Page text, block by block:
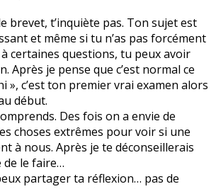
brevet, t’inquiète pas. Ton sujet est
et même si tu n’as pas forcément
certaines questions, tu peux avoir
Après je pense que c’est normal ce
», c’est ton premier vrai examen alors
début.
Des fois on a envie de
choses extrêmes pour voir si une
à nous. Après je te déconseillerais
de le faire…
partager ta réflexion… pas de